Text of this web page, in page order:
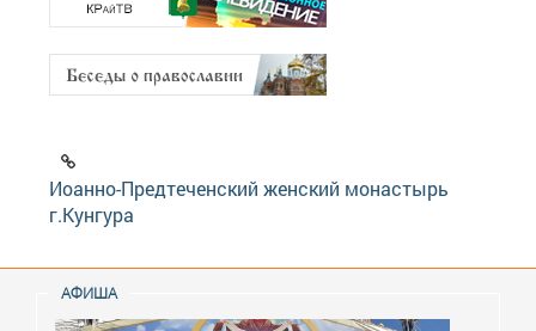
Иоанно-Предтеченский женский монастырь
г.Кунгура
АФИША